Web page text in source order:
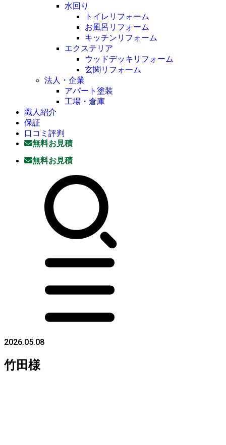
水回り
トイレリフォーム
お風呂リフォーム
キッチンリフォーム
エクステリア
ウッドデッキリフォーム
玄関リフォーム
法人・企業
アパート塗装
工場・倉庫
職人紹介
保証
口コミ評判
無料お見積
無料お見積
2026.05.08
竹田様